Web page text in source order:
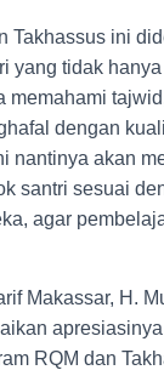
Takhassus ini
yang tidak
memahami
dengan
nantinya akan
santri sesuai
agar
Makassar, H.
RQM dan